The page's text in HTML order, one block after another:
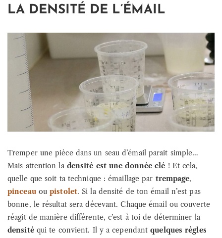
LA DENSITÉ DE L’ÉMAIL
Tremper une pièce dans un seau d’émail parait simple…
Mais attention la densité est une donnée clé ! Et cela,
quelle que soit ta technique : émaillage par trempage,
pinceau oupistolet. Si la densité de ton émail n’est pas
bonne, le résultat sera décevant. Chaque émail ou couverte
réagit de manière différente, c’est à toi de déterminer la
densité qui te convient. Il y a cependantquelques règles